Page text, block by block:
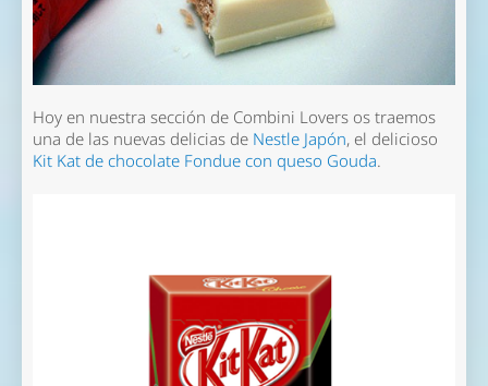
Hoy en nuestra sección de Combini Lovers os traemos
una de las nuevas delicias de Nestle Japón, el delicioso
Kit Kat de chocolate Fondue con queso Gouda.